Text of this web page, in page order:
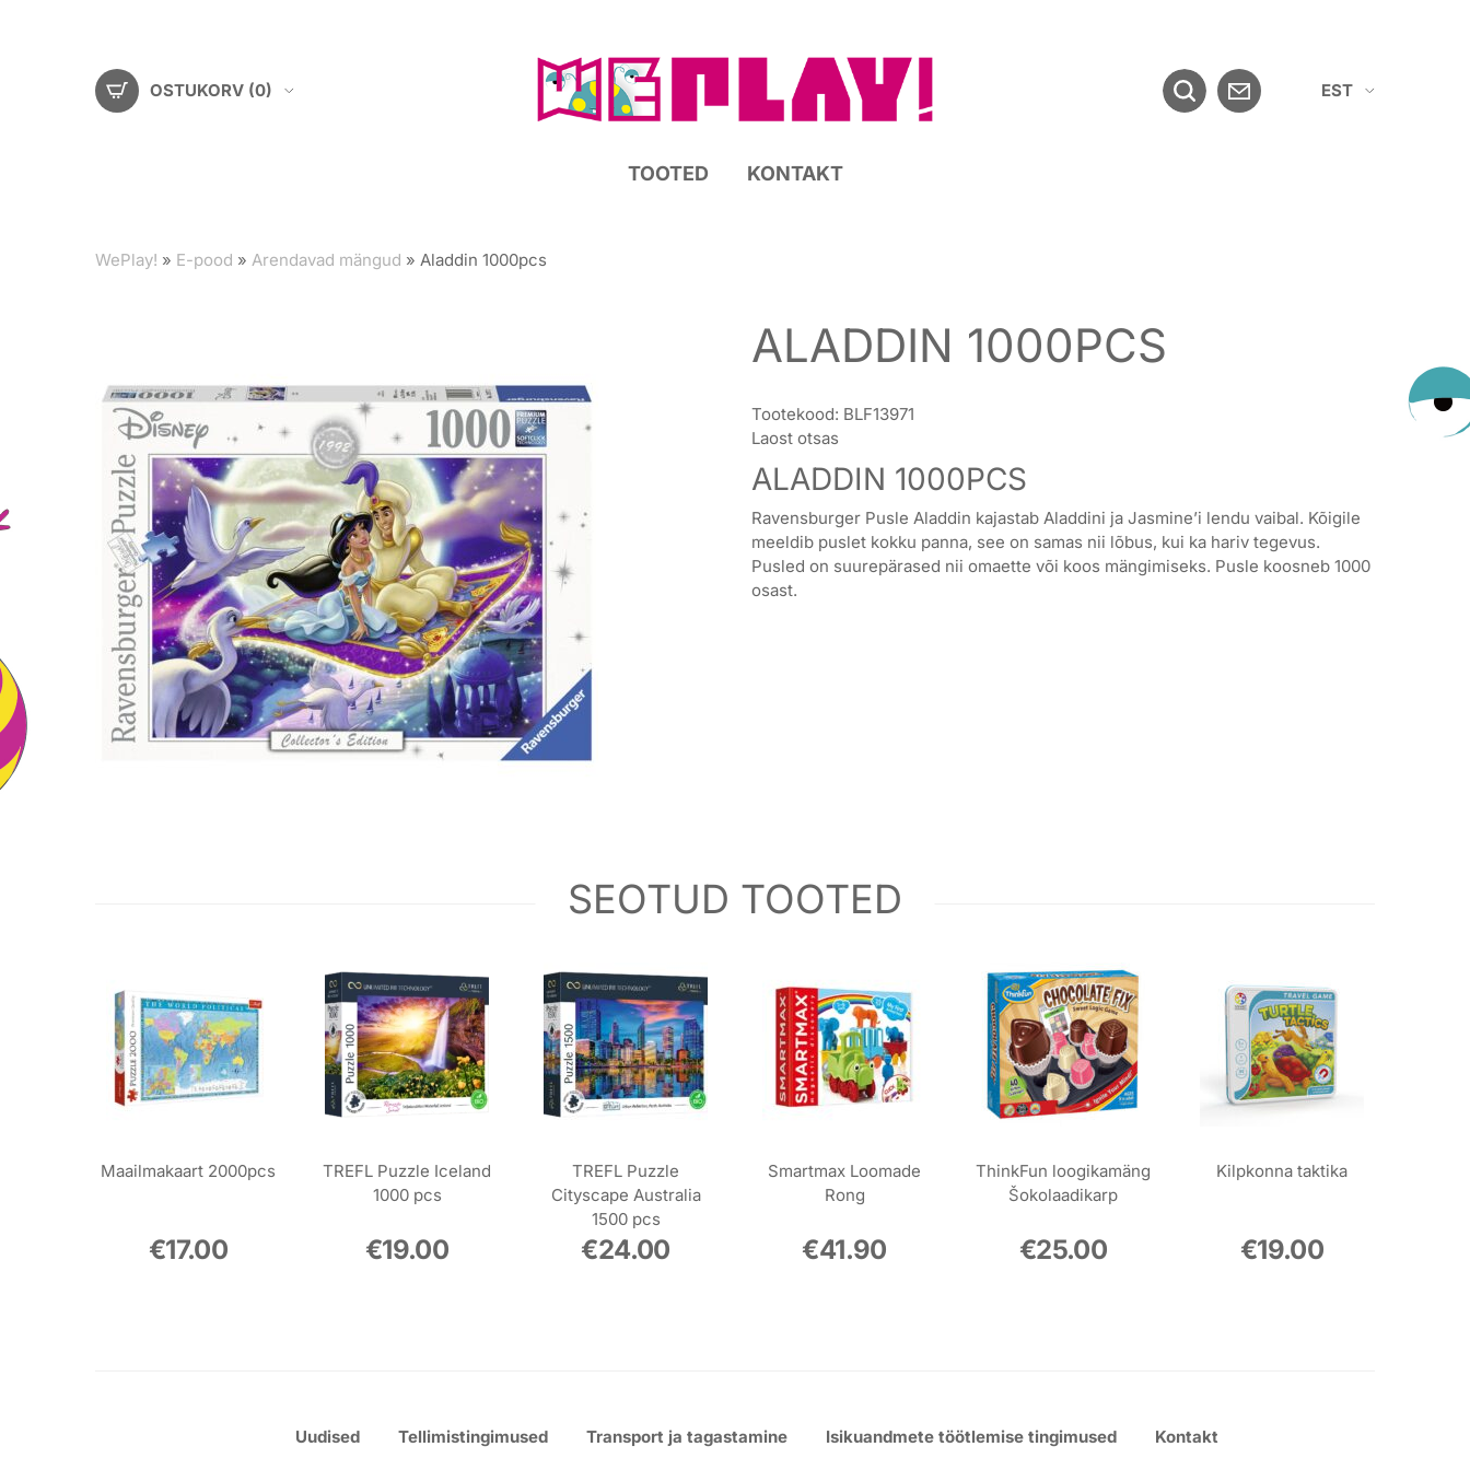
OSTUKORV (0)
EST
TOOTED KONTAKT
WePlay! » E-pood » Arendavad mängud » Aladdin 1000pcs
ALADDIN 1000PCS
Tootekood: BLF13971
Laost otsas
ALADDIN 1000PCS
Ravensburger Pusle Aladdin kajastab Aladdini ja Jasmine’i lendu vaibal. Kõigile
meeldib puslet kokku panna, see on samas nii lõbus, kui ka hariv tegevus.
Pusled on suurepärased nii omaette või koos mängimiseks. Pusle koosneb 1000
osast.
SEOTUD TOOTED
Maailmakaart 2000pcs
€17.00
TREFL Puzzle Iceland
1000 pcs
€19.00
TREFL Puzzle
Cityscape Australia
1500 pcs
€24.00
Smartmax Loomade
Rong
€41.90
ThinkFun loogikamäng
Šokolaadikarp
€25.00
Kilpkonna taktika
€19.00
Uudised Tellimistingimused Transport ja tagastamine Isikuandmete töötlemise tingimused Kontakt